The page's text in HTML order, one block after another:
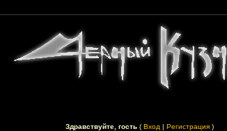
Здравствуйте, гость (Вход |Регистрация )